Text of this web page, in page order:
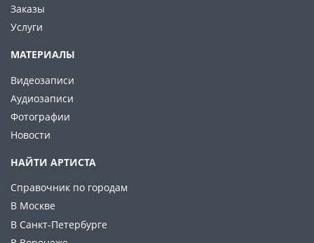
Заказы
Услуги
МАТЕРИАЛЫ
Видеозаписи
Аудиозаписи
Фотографии
Новости
НАЙТИ АРТИСТА
Справочник по городам
В Москве
В Санкт-Петербурге